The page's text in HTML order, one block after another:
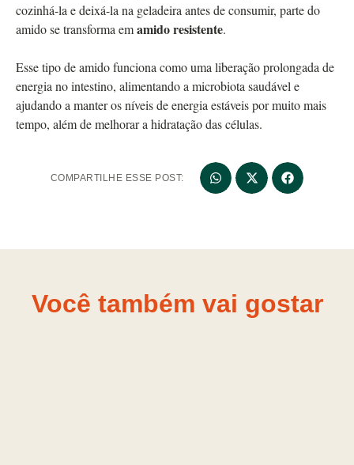
cozinhá-la e deixá-la na geladeira antes de consumir, parte do
amido se transforma emamido resistente.
Esse tipo de amido funciona como uma liberação prolongada de
energia no intestino, alimentando a microbiota saudável e
ajudando a manter os níveis de energia estáveis por muito mais
tempo, além de melhorar a hidratação das células.
COMPARTILHE ESSE POST:
Você também vai gostar